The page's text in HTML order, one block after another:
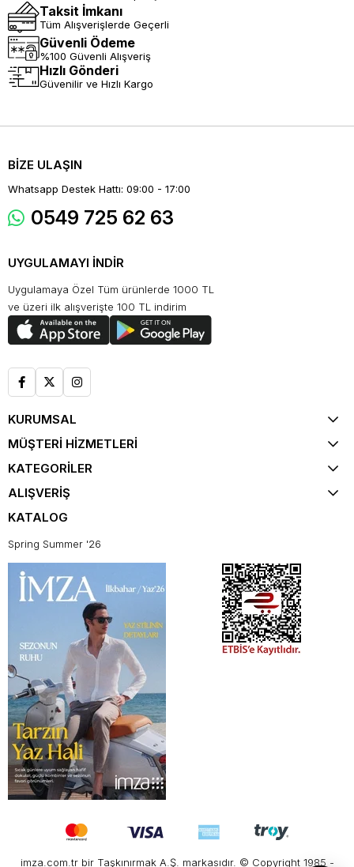
Taksit İmkanı
Tüm Alışverişlerde Geçerli
Güvenli Ödeme
%100 Güvenli Alışveriş
Hızlı Gönderi
Güvenilir ve Hızlı Kargo
BİZE ULAŞIN
Whatsapp Destek Hattı: 09:00 - 17:00
0549 725 62 63
UYGULAMAYI İNDİR
Uygulamaya Özel Tüm ürünlerde 1000 TL
ve üzeri ilk alışverişte 100 TL indirim
KURUMSAL
MÜŞTERİ HİZMETLERİ
KATEGORİLER
ALIŞVERİŞ
KATALOG
Spring Summer '26
imza.com.tr bir Taşkınırmak A.Ş. markasıdır. © Copyright 1985 -